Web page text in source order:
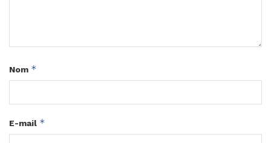
Nom *
E-mail *